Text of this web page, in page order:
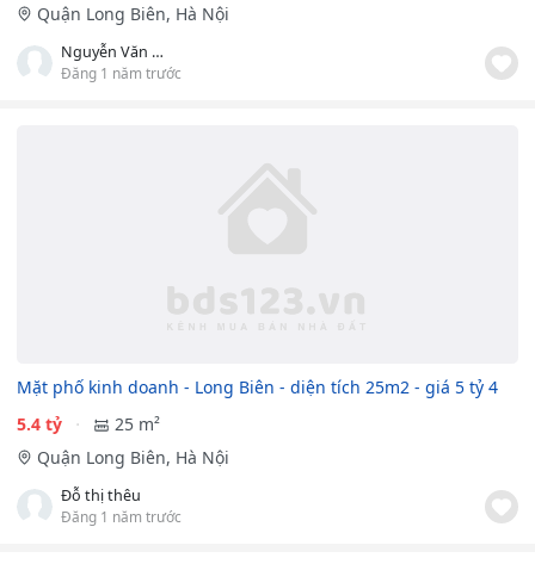
Quận Long Biên, Hà Nội
Nguyễn Văn Thiết
Đăng 1 năm trước
Mặt phố kinh doanh - Long Biên - diện tích 25m2 - giá 5 tỷ 4
5.4 tỷ
25 m²
Quận Long Biên, Hà Nội
Đỗ thị thêu
Đăng 1 năm trước